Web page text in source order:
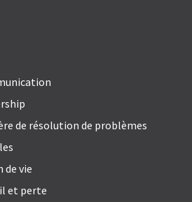
de résolution de problèmes
vie
et perte